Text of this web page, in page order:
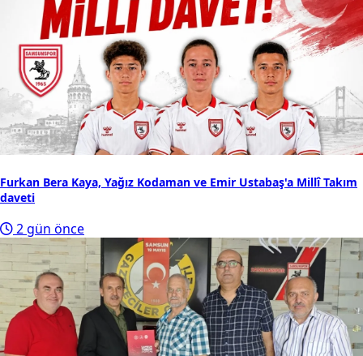
Furkan Bera Kaya, Yağız Kodaman ve Emir Ustabaş'a Millî Takım
daveti
2 gün önce